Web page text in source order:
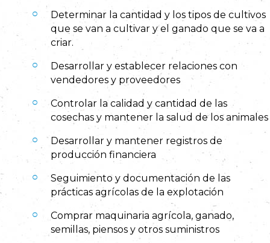
Determinar la cantidad y los tipos de cultivos
que se van a cultivar y el ganado que se va a
criar.
Desarrollar y establecer relaciones con
vendedores y proveedores
Controlar la calidad y cantidad de las
cosechas y mantener la salud de los animales
Desarrollar y mantener registros de
producción financiera
Seguimiento y documentación de las
prácticas agrícolas de la explotación
Comprar maquinaria agrícola, ganado,
semillas, piensos y otros suministros